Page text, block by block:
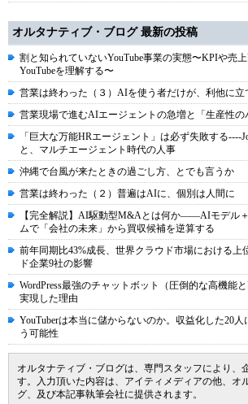
オルタナティブ・ブログ 最新の投稿
割と知られていないYouTube事業の実態〜KPIや売
YouTubeを理解する〜
営業は終わった（３）AIを使う者だけが、利他に立
営業現場で進むAIエージェントの急増と「生産性
「巨大な万能HRエージェント」は必ず失敗する----
と、マルチエージェント時代の人事
沖縄で台風が来たときの過ごし方、とでも言うか
営業は終わった（２）普遍はAIに、個別は人間に
【完全解説】AI駆動型M&Aとは何か――AIモデル＋
ムで「会社の未来」から買収候補を逆算する
前年同期比43%成長、世界クラウド市場における上
ド企業9社の影響
WordPress最強のチャットボット（圧倒的な高機能
実現した理由
YouTuberは本当に儲からないのか。収益化した20
う可能性
オルタナティブ・ブログは、専門スタッフにより、
す。入力頂いた内容は、アイティメディアの他、オ
グ、及び本記事執筆会社に提供されます。